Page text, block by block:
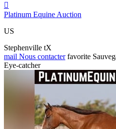

Platinum Equine Auction
US
Stephenville tX
mail Nous contacter favorite
Eye-catcher